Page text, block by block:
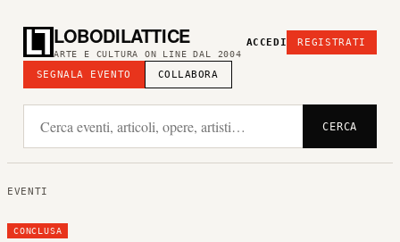
LOBODILATTICE
ARTE E CULTURA ON LINE DAL 2004
SEGNALA EVENTO COLLABORA
ACCEDI REGISTRATI
CERCA
EVENTI
CONCLUSA